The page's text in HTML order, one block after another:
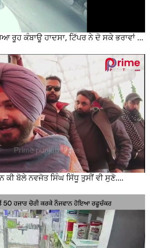
ਗੜ੍ਹਦੀਵਾਲਾ ਚ ਵਾਪਰਿਆ ਰੂਹ ਕੰਬਾਊ ਹਾਦਸਾ, ਟਿੱਪਰ ਨੇ ਦੋ ਸਕੇ ਭਰਾਵਾਂ ਨੂੰ ਕੁਚਲਿਆ, ਸੀਸੀਟੀਵੀ ਫੁਟੇਜ ਵੀ ਆਈ ਸਾਹਮਣੇ
ਕੀ ਬੋਲੇ ਨਵਜੋਤ ਸਿੰਘ ਸਿੱਧੂ ਤੁਸੀਂ ਵੀ ਸੁਣੋ....